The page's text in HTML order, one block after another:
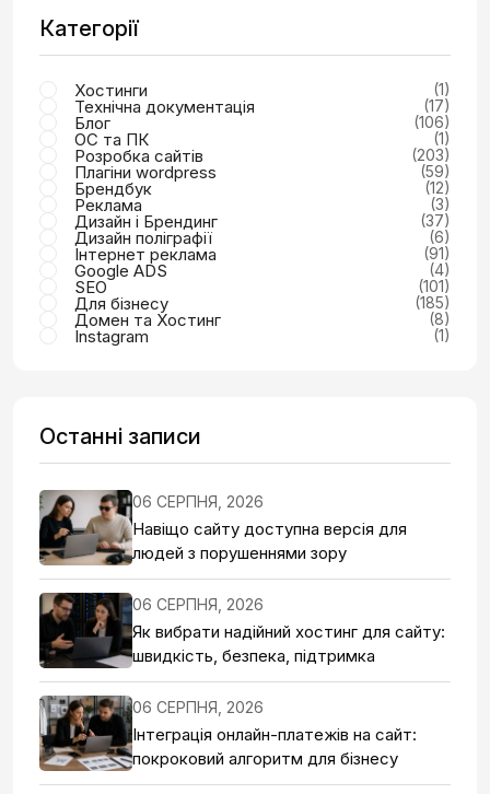
Категорії
Хостинги (1)
Технічна документація (17)
Блог (106)
ОС та ПК (1)
Розробка сайтів (203)
Плагіни wordpress (59)
Брендбук (12)
Реклама (3)
Дизайн і Брендинг (37)
Дизайн поліграфії (6)
Інтернет реклама (91)
Google ADS (4)
SEO (101)
Для бізнесу (185)
Домен та Хостинг (8)
Instagram (1)
Останні записи
06 СЕРПНЯ, 2026
Навіщо сайту доступна версія для
людей з порушеннями зору
06 СЕРПНЯ, 2026
Як вибрати надійний хостинг для сайту:
швидкість, безпека, підтримка
06 СЕРПНЯ, 2026
Інтеграція онлайн-платежів на сайт:
покроковий алгоритм для бізнесу